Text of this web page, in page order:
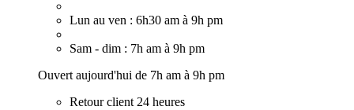
Lun au ven : 6h30 am à 9h pm
Sam - dim : 7h am à 9h pm
Ouvert aujourd'hui de 7h am à 9h pm
Retour client 24 heures